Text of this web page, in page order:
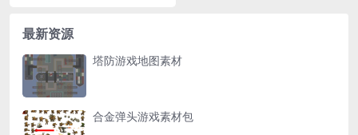
最新资源
塔防游戏地图素材
合金弹头游戏素材包